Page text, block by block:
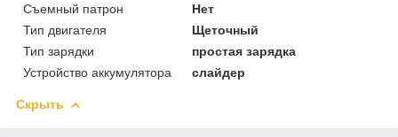
Съемный патрон
Нет
Тип двигателя
Щеточный
Тип зарядки
простая зарядка
Устройство аккумулятора
слайдер
Скрыть